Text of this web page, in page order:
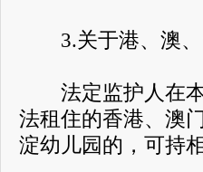
3.关于港、澳、
法定监护人在本
法租住的香港、澳
淀幼儿园的，可持